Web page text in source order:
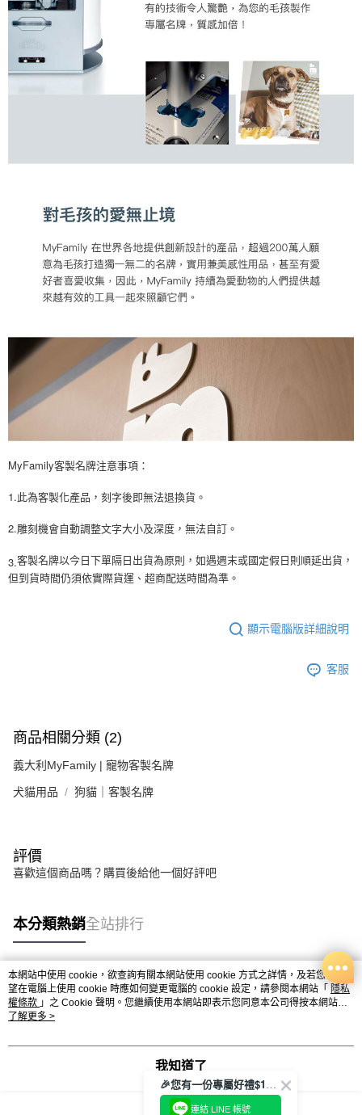
MyFamily客製名牌注意事項：
1.此為客製化產品，刻字後即無法退換貨。
2.雕刻機會自動調整文字大小及深度，無法自訂。
3.客製名牌以今日下單隔日出貨為原則，如遇週末或國定假日則順延出貨，
但到貨時間仍須依實際貨運、超商配送時間為準。
顯示電腦版詳細說明
客服
商品相關分類 (2)
義大利MyFamily | 寵物客製名牌
犬貓用品 狗貓｜客製名牌
評價
喜歡這個商品嗎？購買後給他一個好評吧
本分類熱銷全站排行
熱門標籤
本網站中使用 cookie，欲查詢有關本網站使用 cookie 方式之詳情，及若您不希
望在電腦上使用 cookie 時應如何變更電腦的 cookie 設定，請參閱本網站「 隱私
權條款 」之 Cookie 聲明。您繼續使用本網站即表示您同意本公司得按本網站使
用條款之 Cookie 聲明使用 cookie。
了解更多 >
我知道了
🎉您有一份專屬好禮$100正等著您🎁
連結 LINE 帳號